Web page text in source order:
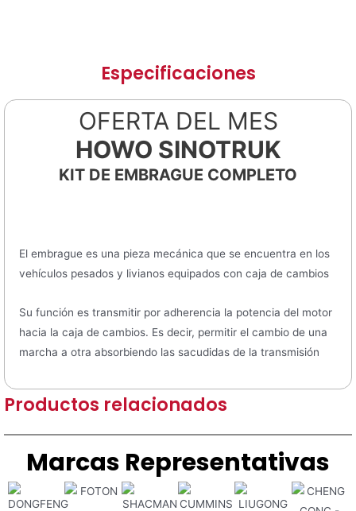
Especificaciones
OFERTA DEL MES
HOWO SINOTRUK
KIT DE EMBRAGUE COMPLETO
El embrague es una pieza mecánica que se encuentra en los
vehículos pesados y livianos equipados con caja de cambios
Su función es transmitir por adherencia la potencia del motor
hacia la caja de cambios. Es decir, permitir el cambio de una
marcha a otra absorbiendo las sacudidas de la transmisión
Productos relacionados
Marcas Representativas